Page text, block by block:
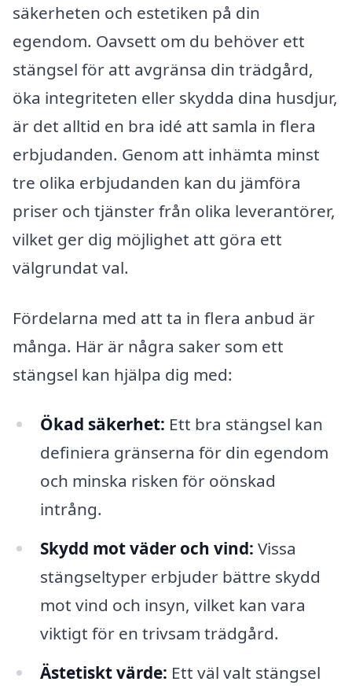
säkerheten och estetiken på din
egendom. Oavsett om du behöver ett
stängsel för att avgränsa din trädgård,
öka integriteten eller skydda dina husdjur,
är det alltid en bra idé att samla in flera
erbjudanden. Genom att inhämta minst
tre olika erbjudanden kan du jämföra
priser och tjänster från olika leverantörer,
vilket ger dig möjlighet att göra ett
välgrundat val.
Fördelarna med att ta in flera anbud är
många. Här är några saker som ett
stängsel kan hjälpa dig med:
Ökad säkerhet: Ett bra stängsel kan
definiera gränserna för din egendom
och minska risken för oönskad
intrång.
Skydd mot väder och vind: Vissa
stängseltyper erbjuder bättre skydd
mot vind och insyn, vilket kan vara
viktigt för en trivsam trädgård.
Ästetiskt värde: Ett väl valt stängsel